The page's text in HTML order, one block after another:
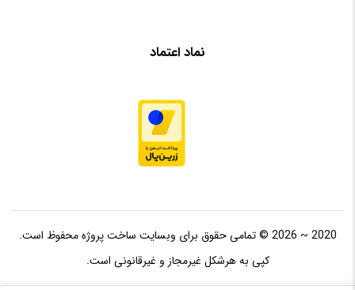
نماد اعتماد
2020 ~ 2026 © تمامی حقوق برای وبسایت ساخت پروژه محفوظ است.
کپی به هرشکل غیرمجاز و غیرقانونی است.